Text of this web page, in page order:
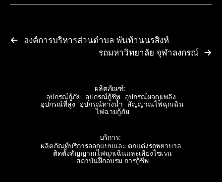
องค์การบริหารส่วนตำบล พันท้านนรสิงห์
รถมหาวิทยาลัย จุฬาลงกรณ์
ผลิตภัณฑ์:
อุปกรณ์กู้ภัย
อุปกรณ์กู้ชีพ
อุปกรณ์ผจญเพลิง
อุปกรณ์ที่สูง
อุปกรณ์ทางน้ำ
สัญญาณไฟฉุกเฉิน
ไฟฉายกู้ภัย
บริการ:
ผลิตภัณท์บริการออกแบบและ ตกแต่งรถพยาบาล
ติดตั้งสัญญาณไฟฉุกเฉินและเสียงไซเรน
สถาบันฝึกอบรม การกู้ชีพ